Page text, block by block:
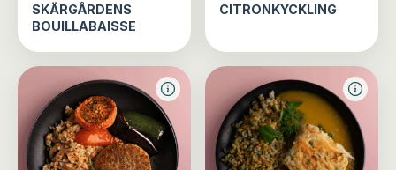
SKÄRGÅRDENS
BOUILLABAISSE
CITRONKYCKLING